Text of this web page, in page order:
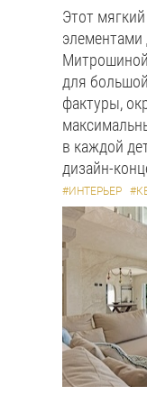
Этот
для
фактуры,
в каждой
дизайн-
#ИНТЕРЬЕР